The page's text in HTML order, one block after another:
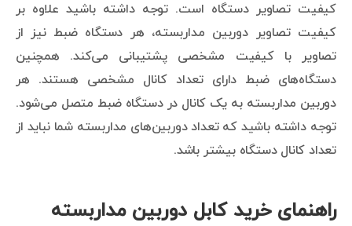
کیفیت تصاویر دستگاه است. توجه داشته باشید علاوه بر
کیفیت تصاویر دوربین مداربسته، هر دستگاه ضبط نیز از
تصاویر با کیفیت مشخصی پشتیبانی می‌کند. همچنین
دستگاه‌های ضبط دارای تعداد کانال مشخصی هستند. هر
دوربین مداربسته به یک کانال در دستگاه ضبط متصل می‌شود.
توجه داشته باشید که تعداد دوربین‌های مداربسته شما نباید از
تعداد کانال دستگاه بیشتر باشد.
راهنمای خرید کابل دوربین مداربسته